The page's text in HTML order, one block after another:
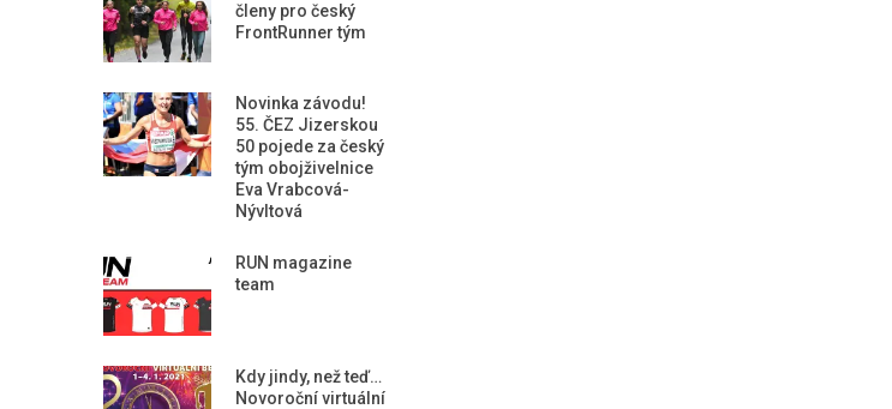
členy pro český
FrontRunner tým
Novinka závodu!
55. ČEZ Jizerskou
50 pojede za český
tým obojživelnice
Eva Vrabcová-
Nývltová
RUN magazine
team
Kdy jindy, než teď…
Novoroční virtuální